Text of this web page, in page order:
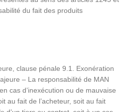
du fait des produits
clause pénale 9.1. Exonération
– La responsabilité de MAN
cas d’inexécution ou de mauvaise
au fait de l’acheteur, soit au fait